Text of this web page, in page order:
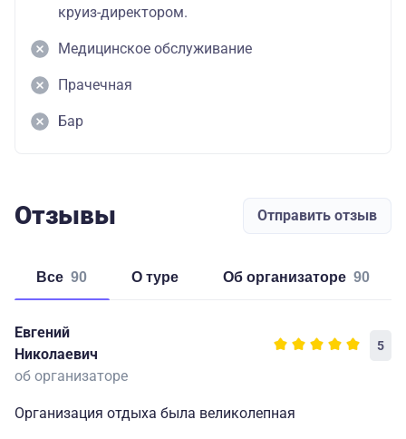
круиз-директором.
Медицинское обслуживание
Прачечная
Бар
Отзывы Отправить отзыв
Все 90 о туре об организаторе 90
Евгений
Николаевич
5
об организаторе
Организация отдыха была великолепная